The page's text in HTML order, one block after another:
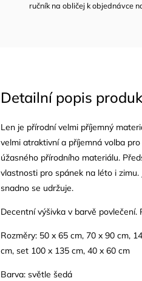
ručník na obličej k objednávce
Detailní popis
Len je přírodní velmi příjemný
velmi atraktivní a příjemná volba
úžasného přírodního materiálu.
vlastnosti pro spánek na léto i
snadno se udržuje.
Decentní výšivka v barvě
Rozměry: 50 x 65 cm, 70 x 90 cm,
cm, set 100 x 135 cm, 40 x 60 cm
Barva: světle šedá